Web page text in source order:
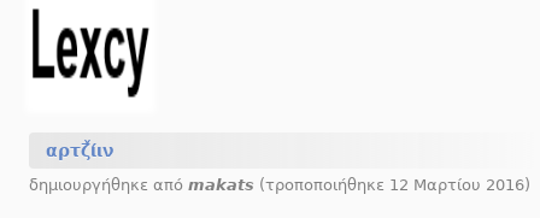
αρτζ̌ίιν
δημιουργήθηκε απόmakats (τροποποιήθηκε 12 Μαρτίου 2016)